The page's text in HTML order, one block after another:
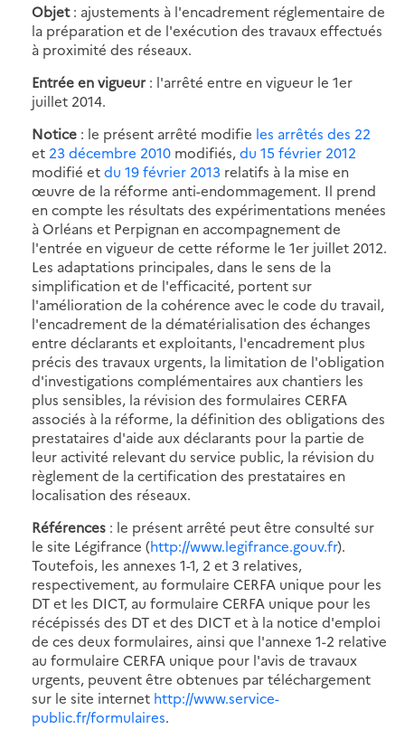
Objet: ajustements à l'encadrement réglementaire de
la préparation et de l'exécution des travaux effectués
à proximité des réseaux.
Entrée en vigueur : l'arrêté entre en vigueur le 1er
juillet 2014.
Notice : le présent arrêté modifie les arrêtés des 22
et 23 décembre 2010 modifiés,du 15 février 2012
modifié etdu 19 février 2013 relatifs à la mise en
œuvre de la réforme anti-endommagement. Il prend
en compte les résultats des expérimentations menées
à Orléans et Perpignan en accompagnement de
l'entrée en vigueur de cette réforme le 1er juillet 2012.
Les adaptations principales, dans le sens de la
simplification et de l'efficacité, portent sur
l'amélioration de la cohérence avec le code du travail,
l'encadrement de la dématérialisation des échanges
entre déclarants et exploitants, l'encadrement plus
précis des travaux urgents, la limitation de l'obligation
d'investigations complémentaires aux chantiers les
plus sensibles, la révision des formulaires CERFA
associés à la réforme, la définition des obligations des
prestataires d'aide aux déclarants pour la partie de
leur activité relevant du service public, la révision du
règlement de la certification des prestataires en
localisation des réseaux.
Références : le présent arrêté peut être consulté sur
le site Légifrance (http://www.legifrance.gouv.fr).
Toutefois, les annexes 1-1, 2 et 3 relatives,
respectivement, au formulaire CERFA unique pour les
DT et les DICT, au formulaire CERFA unique pour les
récépissés des DT et des DICT et à la notice d'emploi
de ces deux formulaires, ainsi que l'annexe 1-2 relative
au formulaire CERFA unique pour l'avis de travaux
urgents, peuvent être obtenues par téléchargement
sur le site internet http://www.service-
public.fr/formulaires.